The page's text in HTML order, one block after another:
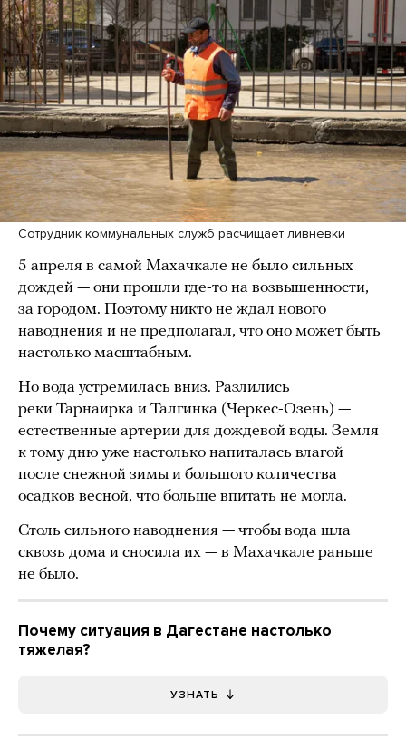
Сотрудник коммунальных служб расчищает ливневки
5 апреля в самой Махачкале не было сильных
дождей — они прошли где-то на возвышенности,
за городом. Поэтому никто не ждал нового
наводнения и не предполагал, что оно может быть
настолько масштабным.
Но вода устремилась вниз. Разлились
реки Тарнаирка и Талгинка (Черкес-Озень) —
естественные артерии для дождевой воды. Земля
к тому дню уже настолько напиталась влагой
после снежной зимы и большого количества
осадков весной, что больше впитать не могла.
Столь сильного наводнения — чтобы вода шла
сквозь дома и сносила их — в Махачкале раньше
не было.
Почему ситуация в Дагестане настолько
тяжелая?
УЗНАТЬ